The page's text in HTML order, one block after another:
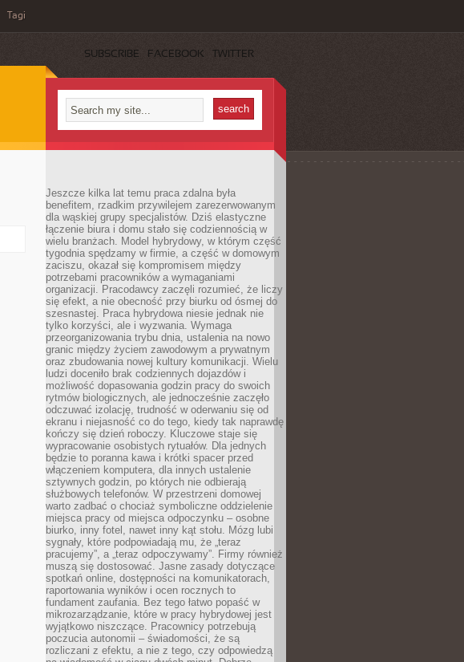
Tagi
SUBSCRIBE FACEBOOK TWITTER
Jeszcze kilka lat temu praca zdalna była
benefitem, rzadkim przywilejem zarezerwowanym
dla wąskiej grupy specjalistów. Dziś elastyczne
łączenie biura i domu stało się codziennością w
wielu branżach. Model hybrydowy, w którym część
tygodnia spędzamy w firmie, a część w domowym
zaciszu, okazał się kompromisem między
potrzebami pracowników a wymaganiami
organizacji. Pracodawcy zaczęli rozumieć, że liczy
się efekt, a nie obecność przy biurku od ósmej do
szesnastej. Praca hybrydowa niesie jednak nie
tylko korzyści, ale i wyzwania. Wymaga
przeorganizowania trybu dnia, ustalenia na nowo
granic między życiem zawodowym a prywatnym
oraz zbudowania nowej kultury komunikacji. Wielu
ludzi doceniło brak codziennych dojazdów i
możliwość dopasowania godzin pracy do swoich
rytmów biologicznych, ale jednocześnie zaczęło
odczuwać izolację, trudność w oderwaniu się od
ekranu i niejasność co do tego, kiedy tak naprawdę
kończy się dzień roboczy. Kluczowe staje się
wypracowanie osobistych rytuałów. Dla jednych
będzie to poranna kawa i krótki spacer przed
włączeniem komputera, dla innych ustalenie
sztywnych godzin, po których nie odbierają
służbowych telefonów. W przestrzeni domowej
warto zadbać o chociaż symboliczne oddzielenie
miejsca pracy od miejsca odpoczynku – osobne
biurko, inny fotel, nawet inny kąt stołu. Mózg lubi
sygnały, które podpowiadają mu, że „teraz
pracujemy”, a „teraz odpoczywamy”. Firmy również
muszą się dostosować. Jasne zasady dotyczące
spotkań online, dostępności na komunikatorach,
raportowania wyników i ocen rocznych to
fundament zaufania. Bez tego łatwo popaść w
mikrozarządzanie, które w pracy hybrydowej jest
wyjątkowo niszczące. Pracownicy potrzebują
poczucia autonomii – świadomości, że są
rozliczani z efektu, a nie z tego, czy odpowiedzą